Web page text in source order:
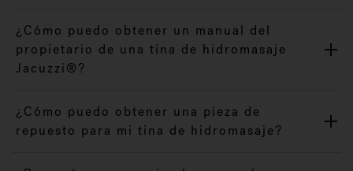
¿Cómo puedo obtener un manual del
propietario de una tina de hidromasaje
Jacuzzi®?
¿Cómo puedo obtener una pieza de
repuesto para mi tina de hidromasaje?